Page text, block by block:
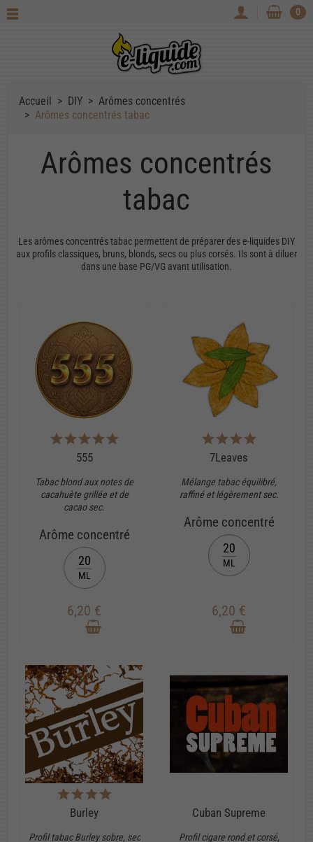
0
Accueil DIY
Arômes concentrés
Arômes concentrés tabac
Arômes concentrés
tabac
Les arômes concentrés tabac permettent de préparer des e-liquides DIY
aux profils classiques, bruns, blonds, secs ou plus corsés. Ils sont à diluer
dans une base PG/VG avant utilisation.
555
Tabac blond aux notes de
cacahuète grillée et de
cacao sec.
Arôme concentré
20
ML
6,20 €
7Leaves
Mélange tabac équilibré,
raffiné et légèrement sec.
Arôme concentré
20
ML
6,20 €
Burley
Profil tabac Burley sobre, sec
Cuban Supreme
Profil cigare rond et corsé,